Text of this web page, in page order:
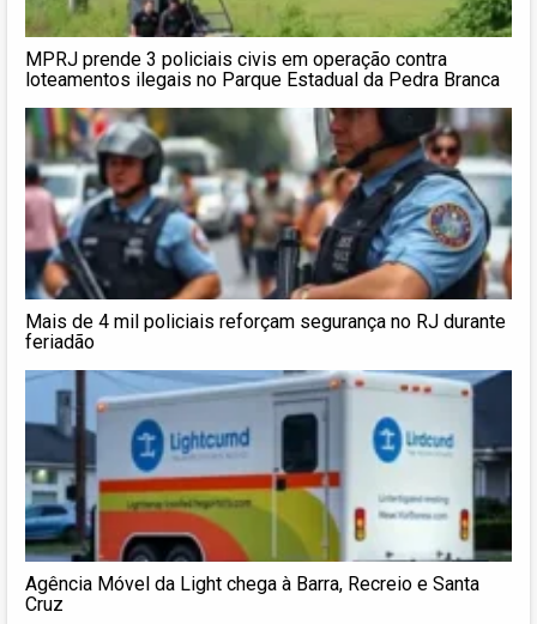
MPRJ prende 3 policiais civis em operação contra
loteamentos ilegais no Parque Estadual da Pedra Branca
Mais de 4 mil policiais reforçam segurança no RJ durante
feriadão
Agência Móvel da Light chega à Barra, Recreio e Santa
Cruz